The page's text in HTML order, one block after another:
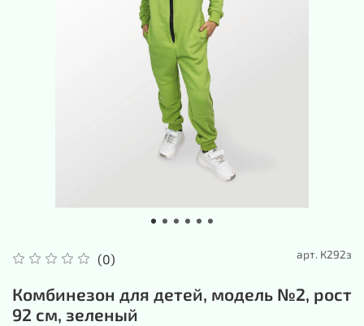
(0) арт. К292з
Комбинезон для детей, модель №2, рост
92 см, зеленый